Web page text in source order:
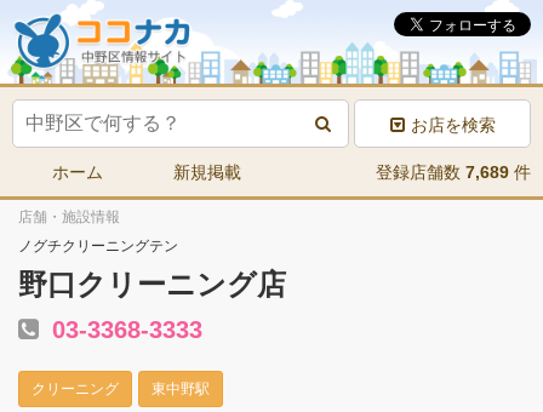
お店を検索
ホーム 新規掲載 登録店舗数 7,689 件
店舗・施設情報
ノグチクリーニングテン
野口クリーニング店
03-3368-3333
クリーニング 東中野駅